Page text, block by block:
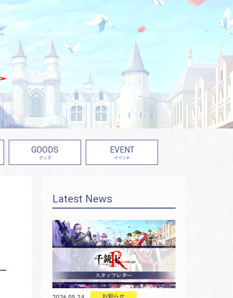
GOODS
グッズ
EVENT
イベント
Latest News